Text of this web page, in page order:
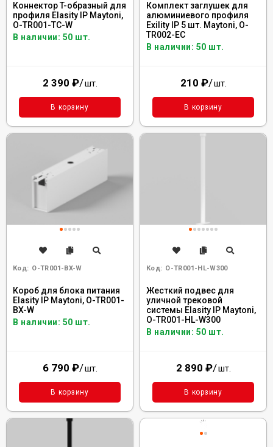
Коннектор T-образный для
профиля Elasity IP Maytoni,
O-TR001-TC-W
В наличии: 50 шт.
2 390 ₽/шт.
В корзину
Комплект заглушек для
алюминиевого профиля
Exility IP 5 шт. Maytoni, O-
TR002-EC
В наличии: 50 шт.
210 ₽/шт.
В корзину
Код: O-TR001-BX-W
Короб для блока питания
Elasity IP Maytoni, O-TR001-
BX-W
В наличии: 50 шт.
6 790 ₽/шт.
В корзину
Код: O-TR001-HL-W300
Жесткий подвес для
уличной трековой
системы Elasity IP Maytoni,
O-TR001-HL-W300
В наличии: 50 шт.
2 890 ₽/шт.
В корзину